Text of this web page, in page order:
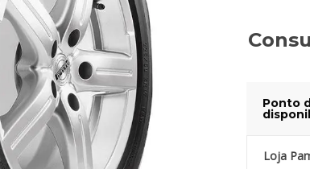
Ponto
Loja